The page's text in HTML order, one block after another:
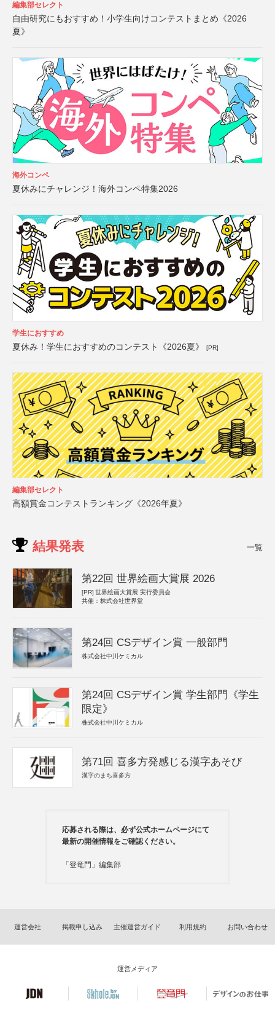
編集部セレクト
自由研究にもおすすめ！小学生向けコンテストまとめ《2026
夏》
海外コンペ
夏休みにチャレンジ！海外コンペ特集2026
学生におすすめ
夏休み！学生におすすめのコンテスト《2026夏》 [PR]
編集部セレクト
高額賞金コンテストランキング《2026年夏》
結果発表 一覧
第22回 世界絵画大賞展 2026
[PR] 世界絵画大賞展 実行委員会
共催：株式会社世界堂
第24回 CSデザイン賞 一般部門
株式会社中川ケミカル
第24回 CSデザイン賞 学生部門《学生
限定》
株式会社中川ケミカル
第71回 喜多方発感じる漢字あそび
漢字のまち喜多方
応募される際は、必ず公式ホームページにて
最新の開催情報をご確認ください。
「登竜門」編集部
運営会社 掲載申し込み 主催運営ガイド 利用規約 お問い合わせ
運営メディア